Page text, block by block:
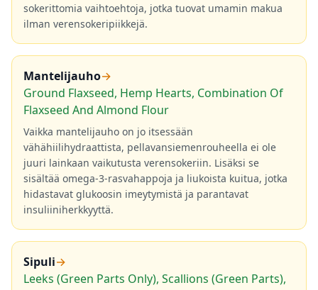
sokerittomia vaihtoehtoja, jotka tuovat umamin makua
ilman verensokeripiikkejä.
Mantelijauho→
Ground Flaxseed, Hemp Hearts, Combination Of
Flaxseed And Almond Flour
Vaikka mantelijauho on jo itsessään
vähähiilihydraattista, pellavansiemenrouheella ei ole
juuri lainkaan vaikutusta verensokeriin. Lisäksi se
sisältää omega-3-rasvahappoja ja liukoista kuitua, jotka
hidastavat glukoosin imeytymistä ja parantavat
insuliiniherkkyyttä.
Sipuli→
Leeks (Green Parts Only), Scallions (Green Parts),